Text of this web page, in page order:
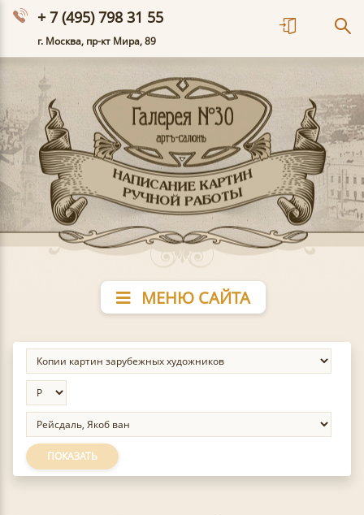
+ 7 (495) 798 31 55
г. Москва, пр-кт Мира, 89
МЕНЮ САЙТА
ПОКАЗАТЬ